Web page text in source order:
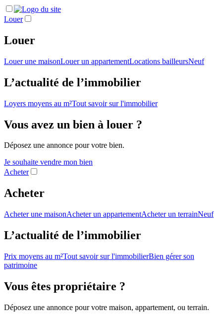
Louer
Louer
Louer une maisonLouer un appartementLocations bailleursNeuf
L’actualité de l’immobilier
Loyers moyens au m²Tout savoir sur l'immobilier
Vous avez un bien à louer ?
Déposez une annonce pour votre bien.
Je souhaite vendre mon bien
Acheter
Acheter
Acheter une maisonAcheter un appartementAcheter un terrainNeuf
L’actualité de l’immobilier
Prix moyens au m²Tout savoir sur l'immobilierBien gérer son
patrimoine
Vous êtes propriétaire ?
Déposez une annonce pour votre maison, appartement, ou terrain.